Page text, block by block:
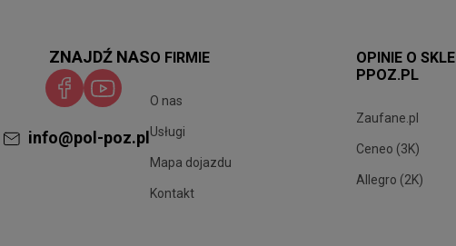
info@pol-poz.pl
ZNAJDŹ NASO FIRMIE
O nas
Usługi
Mapa dojazdu
Kontakt
OPINIE O
PPOZ.PL
Zaufane.pl
Ceneo (3K)
Allegro (2K)